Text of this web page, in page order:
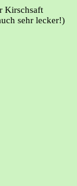
Kirschsaft
sehr lecker!)